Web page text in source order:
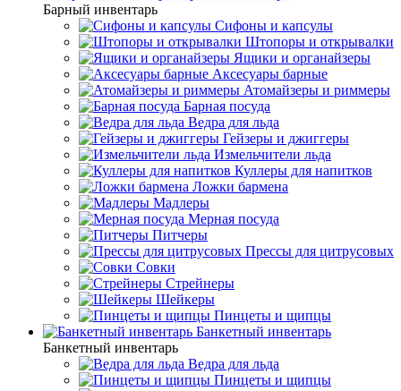
Барный инвентарь
Сифоны и капсулы
Штопоры и открывалки
Ящики и органайзеры
Аксесуары барные
Атомайзеры и риммеры
Барная посуда
Ведра для льда
Гейзеры и джиггеры
Измельчители льда
Куллеры для напитков
Ложки бармена
Мадлеры
Мерная посуда
Питчеры
Прессы для цитрусовых
Совки
Стрейнеры
Шейкеры
Пинцеты и щипцы
Банкетный инвентарь
Банкетный инвентарь
Ведра для льда
Пинцеты и щипцы